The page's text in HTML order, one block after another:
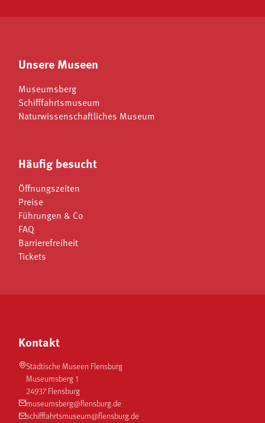
Unsere Museen
Museumsberg
Schifffahrtsmuseum
Naturwissenschaftliches Museum
Häufig besucht
Öffnungszeiten
Preise
Führungen & Co
FAQ
Barrierefreiheit
Tickets
Kontakt
Städtische Museen Flensburg
Museumsberg 1
24937 Flensburg
museumsberg@flensburg.de
schifffahrtsmuseum@flensburg.de